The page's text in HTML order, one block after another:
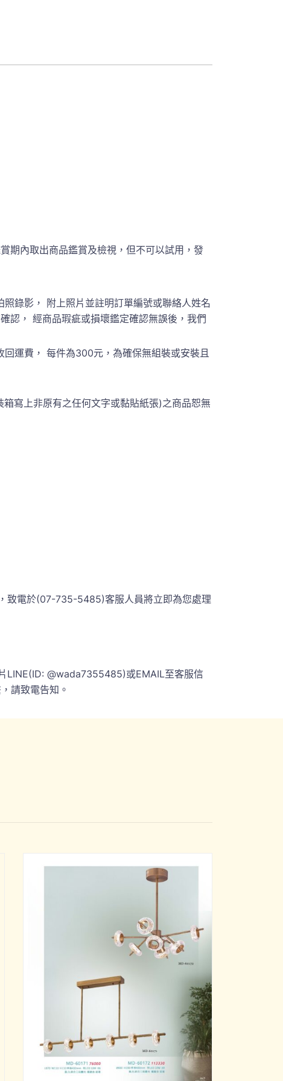
期內取出商品鑑賞及檢視，但不可以試用，發
錄影， 附上照片並註明訂單編號或聯絡人姓名
， 經商品瑕疵或損壞鑑定確認無誤後，我們
運費， 每件為300元，為確保無組裝或安裝且
寫上非原有之任何文字或黏貼紙張)之商品恕無
致電於(07-735-5485)客服人員將立即為您處理
LINE(ID: @wada7355485)或EMAIL至客服信
請致電告知。